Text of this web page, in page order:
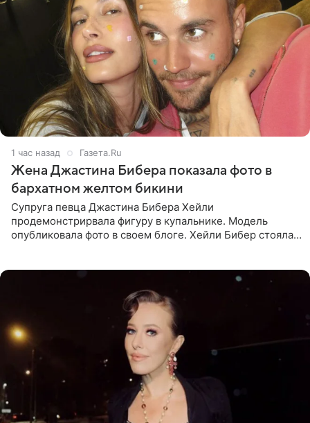
1 час назад Газета.Ru
Жена Джастина Бибера показала фото в
бархатном желтом бикини
Супруга певца Джастина Бибера Хейли
продемонстрирвала фигуру в купальнике. Модель
опубликовала фото в своем блоге. Хейли Бибер стояла